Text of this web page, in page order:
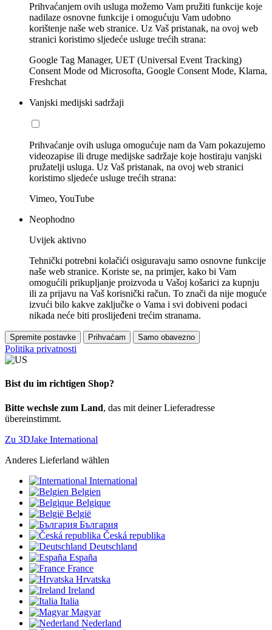
Prihvaćanjem ovih usluga možemo Vam pružiti funkcije koje
nadilaze osnovne funkcije i omogućuju Vam udobno
korištenje naše web stranice. Uz Vaš pristanak, na ovoj web
stranici koristimo sljedeće usluge trećih strana:
Google Tag Manager, UET (Universal Event Tracking)
Consent Mode od Microsofta, Google Consent Mode, Klarna,
Freshchat
Vanjski medijski sadržaji
Prihvaćanje ovih usluga omogućuje nam da Vam pokazujemo
videozapise ili druge medijske sadržaje koje hostiraju vanjski
pružatelji usluga. Uz Vaš pristanak, na ovoj web stranici
koristimo sljedeće usluge trećih strana:
Vimeo, YouTube
Neophodno
Uvijek aktivno
Tehnički potrebni kolačići osiguravaju samo osnovne funkcije
naše web stranice. Koriste se, na primjer, kako bi Vam
omogućili prikupljanje proizvoda u Vašoj košarici za kupnju
ili za prijavu na Vaš korisnički račun. To znači da nije moguće
izvući bilo kakve zaključke o Vama i svi dobiveni podaci
nikada neće biti proslijeđeni trećim stranama.
Spremite postavke Prihvaćam Samo obavezno
Politika privatnosti
Bist du im richtigen Shop?
Bitte wechsle zum Land, das mit deiner Lieferadresse
übereinstimmt.
Zu 3DJake International
Anderes Lieferland wählen
International
Belgien
Belgique
België
България
Česká republika
Deutschland
España
France
Hrvatska
Ireland
Italia
Magyar
Nederland